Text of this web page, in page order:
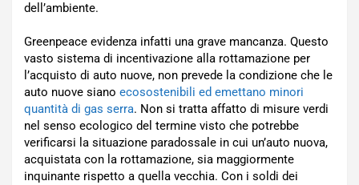
dell’ambiente.
Greenpeace evidenza infatti una grave mancanza. Questo
vasto sistema di incentivazione alla rottamazione per
l’acquisto di auto nuove, non prevede la condizione che le
auto nuove siano ecosostenibili ed emettano minori
quantità di gas serra. Non si tratta affatto di misure verdi
nel senso ecologico del termine visto che potrebbe
verificarsi la situazione paradossale in cui un’auto nuova,
acquistata con la rottamazione, sia maggiormente
inquinante rispetto a quella vecchia. Con i soldi dei